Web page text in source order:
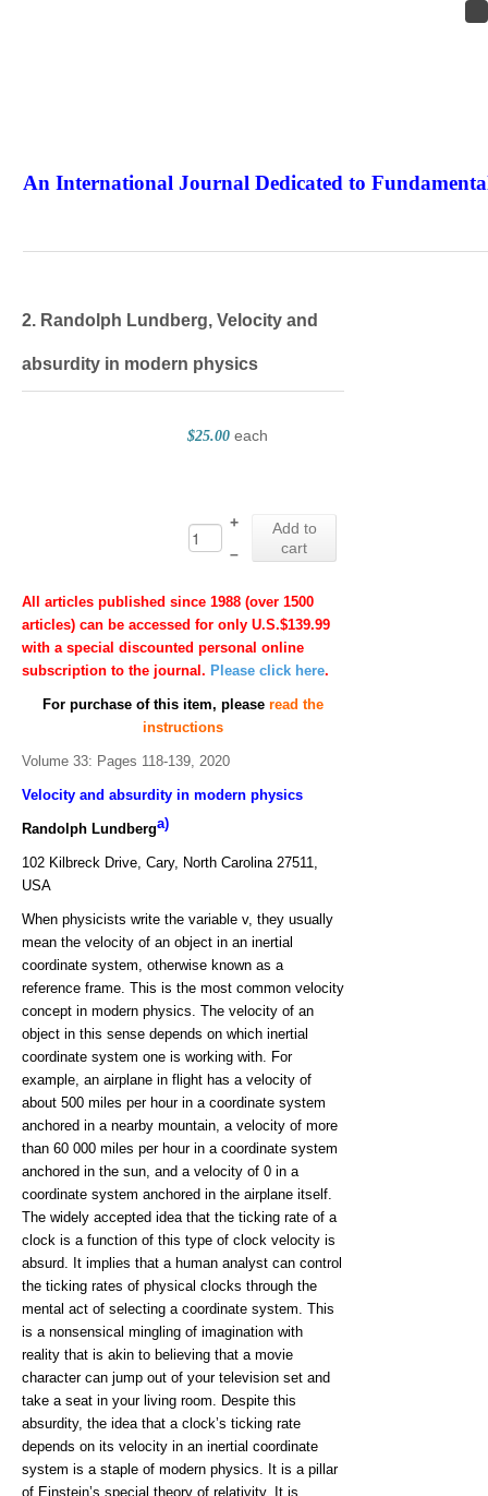
An International Journal Dedicated to
2. Randolph Lundberg, Velocity and
absurdity in modern physics
$25.00 each
+
Add to
cart
–
All articles published since 1988 (over 1500
articles) can be accessed for only U.S.$139.99
with a special discounted personal online
subscription to the journal. Please click here.
For purchase of this item, please read the
instructions
Volume 33: Pages 118-139, 2020
Velocity and absurdity in modern physics
Randolph Lundberga)
102 Kilbreck Drive, Cary, North Carolina 27511,
USA
When physicists write the variable v, they usually
mean the velocity of an object in an inertial
coordinate system, otherwise known as a
reference frame. This is the most common velocity
concept in modern physics. The velocity of an
object in this sense depends on which inertial
coordinate system one is working with. For
example, an airplane in flight has a velocity of
about 500 miles per hour in a coordinate system
anchored in a nearby mountain, a velocity of more
than 60 000 miles per hour in a coordinate system
anchored in the sun, and a velocity of 0 in a
coordinate system anchored in the airplane itself.
The widely accepted idea that the ticking rate of a
clock is a function of this type of clock velocity is
absurd. It implies that a human analyst can control
the ticking rates of physical clocks through the
mental act of selecting a coordinate system. This
is a nonsensical mingling of imagination with
reality that is akin to believing that a movie
character can jump out of your television set and
take a seat in your living room. Despite this
absurdity, the idea that a clock’s ticking rate
depends on its velocity in an inertial coordinate
system is a staple of modern physics. It is a pillar
of Einstein’s special theory of relativity. It is